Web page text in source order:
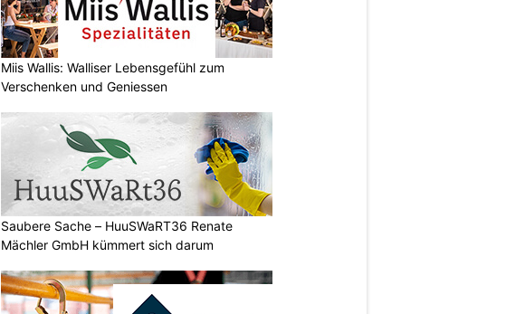
Miis Wallis: Walliser Lebensgefühl zum
Verschenken und Geniessen
Saubere Sache – HuuSWaRT36 Renate
Mächler GmbH kümmert sich darum